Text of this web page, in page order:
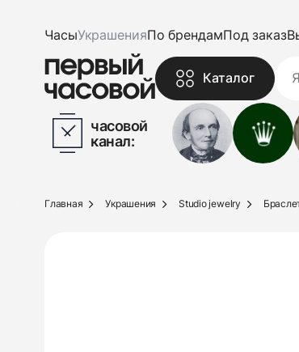
ЧасыУкрашенияПо брендамПод заказ
Каталог
часовой
канал:
Главная Украшения Studio jewelry